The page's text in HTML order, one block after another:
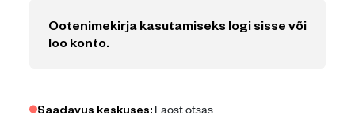
Ootenimekirja kasutamiseks logi sisse või
loo konto.
Saadavus keskuses: Laost otsas